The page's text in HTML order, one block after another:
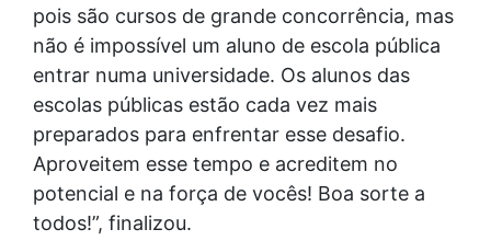
pois são cursos de grande concorrência, mas
não é impossível um aluno de escola pública
entrar numa universidade. Os alunos das
escolas públicas estão cada vez mais
preparados para enfrentar esse desafio.
Aproveitem esse tempo e acreditem no
potencial e na força de vocês! Boa sorte a
todos!”, finalizou.